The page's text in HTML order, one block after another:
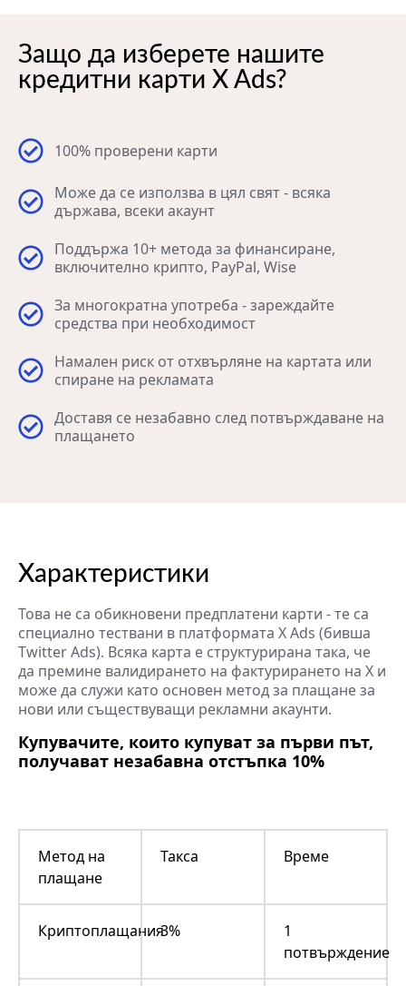
Защо да изберете нашите
кредитни карти X Ads?
100% проверени карти
Може да се използва в цял свят - всяка
държава, всеки акаунт
Поддържа 10+ метода за финансиране,
включително крипто, PayPal, Wise
За многократна употреба - зареждайте
средства при необходимост
Намален риск от отхвърляне на картата или
спиране на рекламата
Доставя се незабавно след потвърждаване на
плащането
Характеристики
Това не са обикновени предплатени карти - те са
специално тествани в платформата X Ads (бивша
Twitter Ads). Всяка карта е структурирана така, че
да премине валидирането на фактурирането на X и
може да служи като основен метод за плащане за
нови или съществуващи рекламни акаунти.
Купувачите, които купуват за първи път,
получават незабавна отстъпка 10%
Метод на
плащане
Такса Време
Криптоплащания3%
1
потвърждение